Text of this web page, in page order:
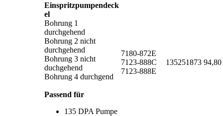
Einspritzpumpendeck
el
Bohrung 1
durchgehend
Bohrung 2 nicht
durchgehend
Bohrung 3 nicht
duchgehend
Bohrung 4 durchgend
Passend für
135 DPA Pumpe
7180-872E
7123-888C
7123-888E
135251873